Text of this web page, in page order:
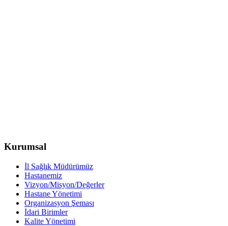
Kurumsal
İl Sağlık Müdürümüz
Hastanemiz
Vizyon/Misyon/Değerler
Hastane Yönetimi
Organizasyon Şeması
İdari Birimler
Kalite Yönetimi